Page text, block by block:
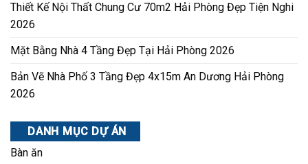
Thiết Kế Nội Thất Chung Cư 70m2 Hải Phòng Đẹp Tiện Nghi
2026
Mặt Bằng Nhà 4 Tầng Đẹp Tại Hải Phòng 2026
Bản Vẽ Nhà Phố 3 Tầng Đẹp 4x15m An Dương Hải Phòng
2026
DANH MỤC DỰ ÁN
Bàn ăn